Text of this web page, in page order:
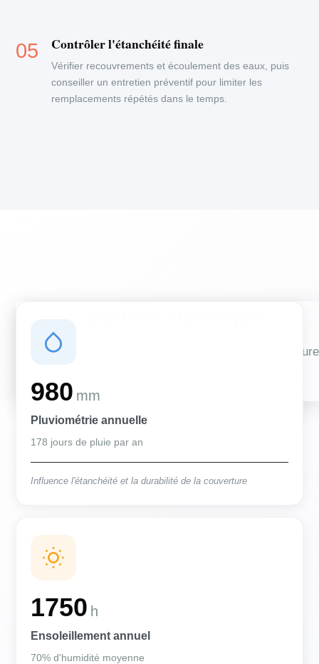
Contrôler l'étanchéité finale
Vérifier recouvrements et écoulement des eaux, puis
conseiller un entretien préventif pour limiter les
remplacements répétés dans le temps.
Des conditions qui influencent vos travaux de couverture
980 mm
Pluviométrie annuelle
178 jours de pluie par an
Influence l'étanchéité et la durabilité de la couverture
1750 h
Ensoleillement annuel
70% d'humidité moyenne